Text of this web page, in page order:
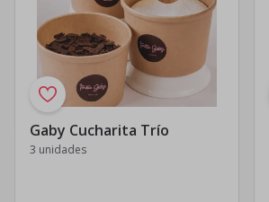
Gaby Cucharita Trío
3 unidades